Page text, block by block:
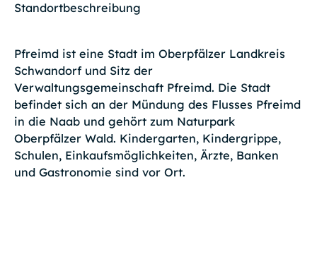
Standortbeschreibung
Pfreimd ist eine Stadt im Oberpfälzer Landkreis
Schwandorf und Sitz der
Verwaltungsgemeinschaft Pfreimd. Die Stadt
befindet sich an der Mündung des Flusses Pfreimd
in die Naab und gehört zum Naturpark
Oberpfälzer Wald. Kindergarten, Kindergrippe,
Schulen, Einkaufsmöglichkeiten, Ärzte, Banken
und Gastronomie sind vor Ort.